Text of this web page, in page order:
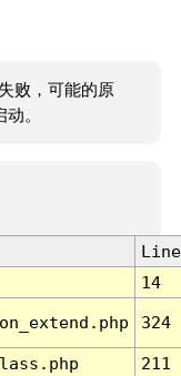
败，可能的原
。
Line
14
324
211